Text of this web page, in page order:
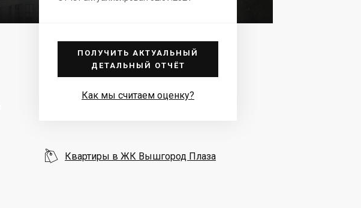
ПОЛУЧИТЬ АКТУАЛЬНЫЙ
ДЕТАЛЬНЫЙ ОТЧЁТ
Как мы считаем оценку?
 Квартиры в ЖК Вышгород Плаза